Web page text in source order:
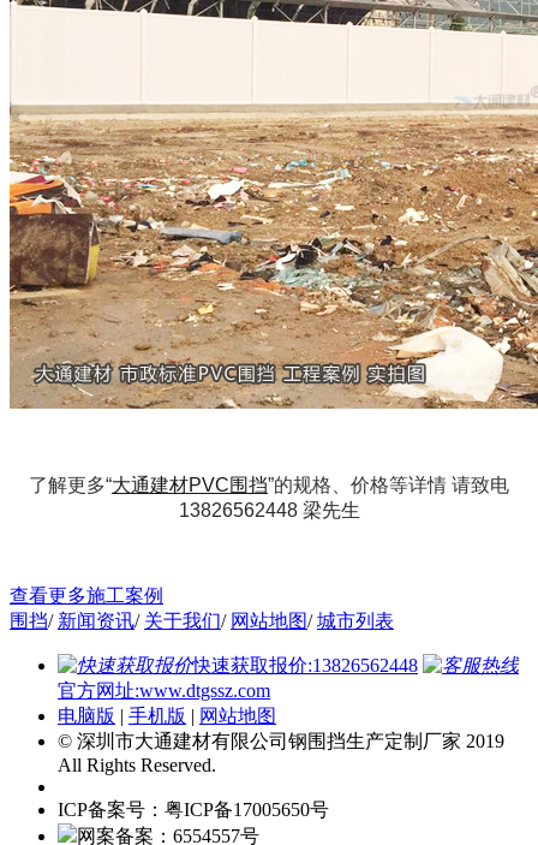
了解更多“大通建材PVC围挡”的规格、价格等详情 请致电
13826562448 梁先生
查看更多施工案例
围挡/ 新闻资讯/ 关于我们/ 网站地图/城市列表
快速获取报价:13826562448
官方网址:www.dtgssz.com
电脑版 | 手机版 | 网站地图
© 深圳市大通建材有限公司钢围挡生产定制厂家 2019
All Rights Reserved.
ICP备案号：粤ICP备17005650号
网案备案：6554557号